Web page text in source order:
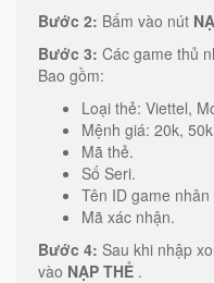
Bước 2: Bấm vào nút
Bước 3: Các game thủ
Bao gồm:
Loại thẻ: Viettel,
Mệnh giá: 20k,
Mã thẻ.
Số Seri.
Tên ID game nhân
Mã xác nhận.
Bước 4: Sau khi nhập
vào NẠP THẺ .